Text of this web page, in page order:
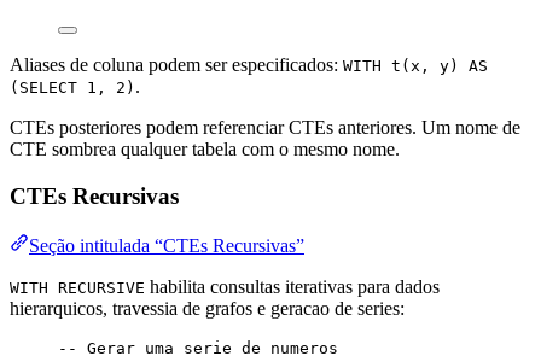
Aliases de coluna podem ser especificados: WITH t(x, y) AS
(SELECT 1, 2) .
CTEs posteriores podem referenciar CTEs anteriores. Um nome de
CTE sombrea qualquer tabela com o mesmo nome.
CTEs Recursivas
Seção intitulada “CTEs Recursivas”
WITH RECURSIVE habilita consultas iterativas para dados
hierarquicos, travessia de grafos e geracao de series:
-- Gerar uma serie de numeros